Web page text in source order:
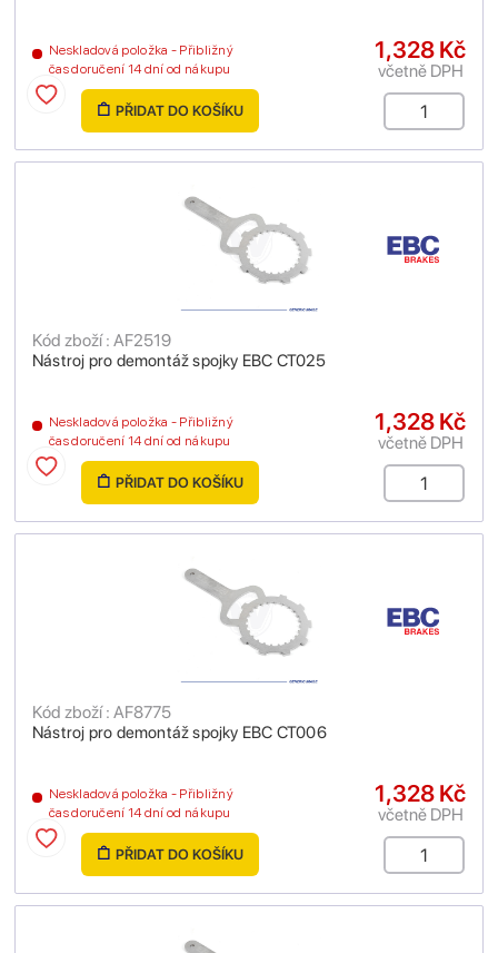
Neskladová položka - Přibližný
čas doručení 14 dní od nákupu
1,328 Kč
včetně DPH
PŘIDAT DO KOŠÍKU
Nástroj pro demontáž spojky EBC CT025
Kód zboží : AF2519
Neskladová položka - Přibližný
čas doručení 14 dní od nákupu
1,328 Kč
včetně DPH
PŘIDAT DO KOŠÍKU
Nástroj pro demontáž spojky EBC CT006
Kód zboží : AF8775
Neskladová položka - Přibližný
čas doručení 14 dní od nákupu
1,328 Kč
včetně DPH
PŘIDAT DO KOŠÍKU